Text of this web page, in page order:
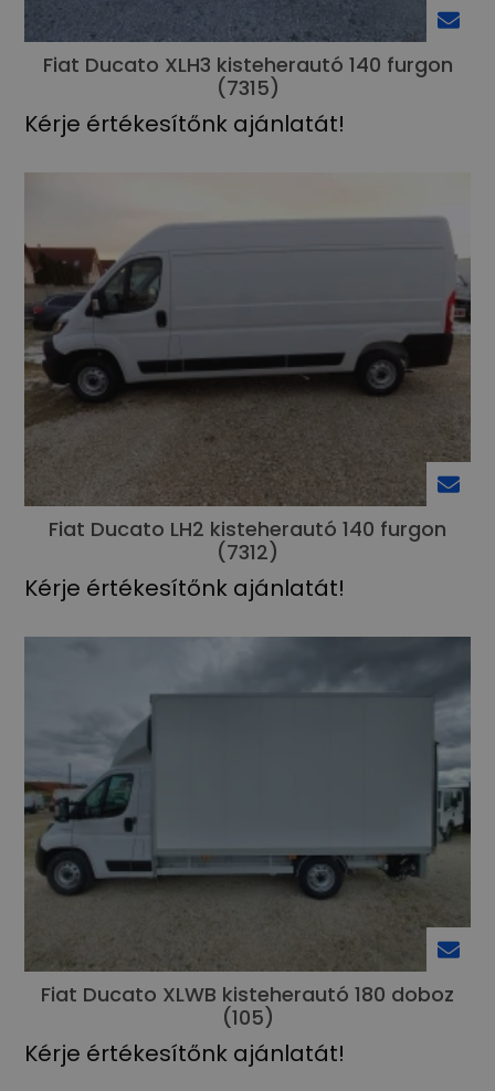
Fiat Ducato XLH3 kisteherautó 140 furgon
(7315)
Kérje értékesítőnk ajánlatát!
Fiat Ducato LH2 kisteherautó 140 furgon
(7312)
Kérje értékesítőnk ajánlatát!
Fiat Ducato XLWB kisteherautó 180 doboz
(105)
Kérje értékesítőnk ajánlatát!